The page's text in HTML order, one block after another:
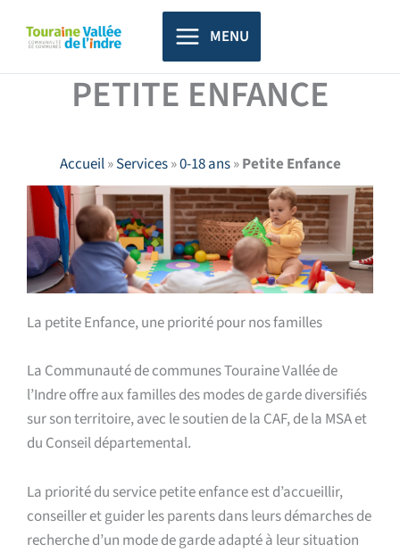
principal
MENU
PETITE ENFANCE
Accueil»Services»0-18 ans»Petite Enfance
La petite Enfance, une priorité pour nos familles
La Communauté de communes Touraine Vallée de
l’Indre offre aux familles des modes de garde diversifiés
sur son territoire, avec le soutien de la CAF, de la MSA et
du Conseil départemental.
La priorité du service petite enfance est d’accueillir,
conseiller et guider les parents dans leurs démarches de
recherche d’un mode de garde adapté à leur situation